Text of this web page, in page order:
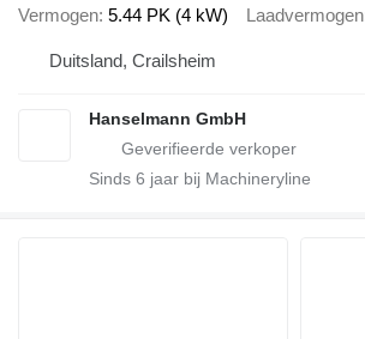
Vermogen 5.44 PK (4 kW) Laadvermogen
Duitsland, Crailsheim
Hanselmann GmbH
Sinds 6 jaar bij Machineryline